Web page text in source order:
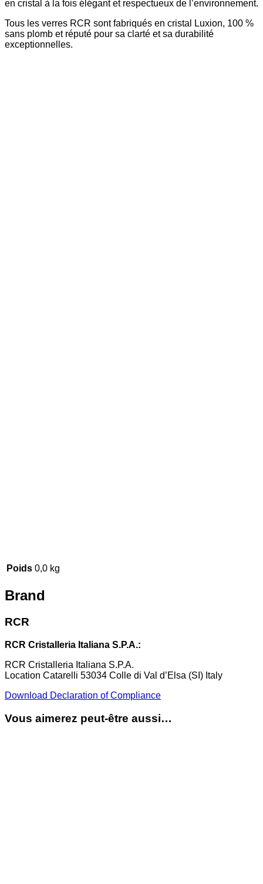
en cristal à la fois élégant et respectueux de l’environnement.
Tous les verres RCR sont fabriqués en cristal Luxion, 100 %
sans plomb et réputé pour sa clarté et sa durabilité
exceptionnelles.
Poids 0,0 kg
Brand
RCR
RCR Cristalleria Italiana S.P.A.:
RCR Cristalleria Italiana S.P.A.
Location Catarelli 53034 Colle di Val d’Elsa (SI) Italy
Download Declaration of Compliance
Vous aimerez peut-être aussi…